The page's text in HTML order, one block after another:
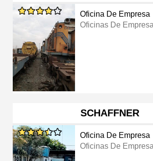
Oficina De Empresa
Oficinas De Empresa
SCHAFFNER
Oficina De Empresa
Oficinas De Empresa